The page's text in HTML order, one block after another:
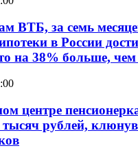
ВТБ, за семь
в России
на 38% больше,
центре
тысяч рублей,